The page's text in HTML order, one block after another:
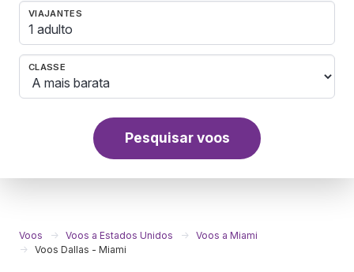
VIAJANTES
1 adulto
CLASSE
Pesquisar voos
Voos Voos a Estados Unidos
Voos a Miami
Voos Dallas - Miami